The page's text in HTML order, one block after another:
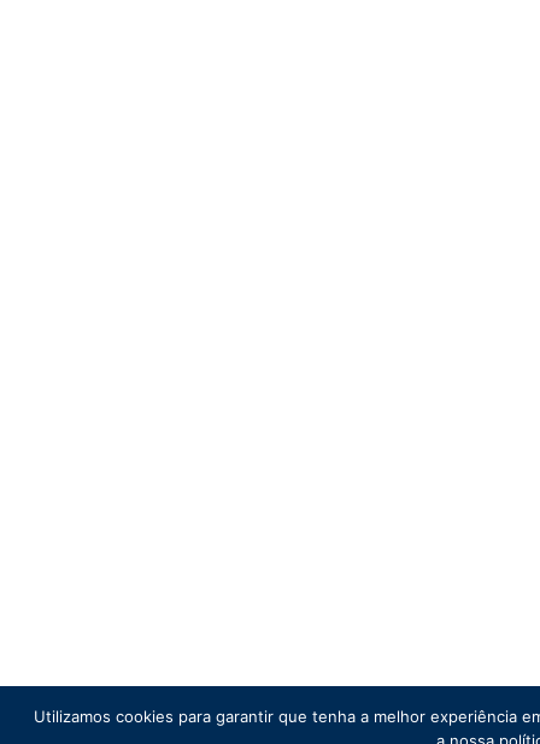
Utilizamos cookies para garantir que tenha a melhor experiência